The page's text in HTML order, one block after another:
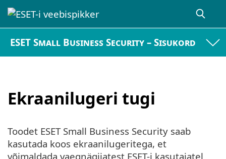
ESET Small Business Security – Sisukord
Ekraanilugeri tugi
Toodet ESET Small Business Security saab
kasutada koos ekraanilugeritega, et
võimaldada vaegnägijatest ESET-i kasutajatel